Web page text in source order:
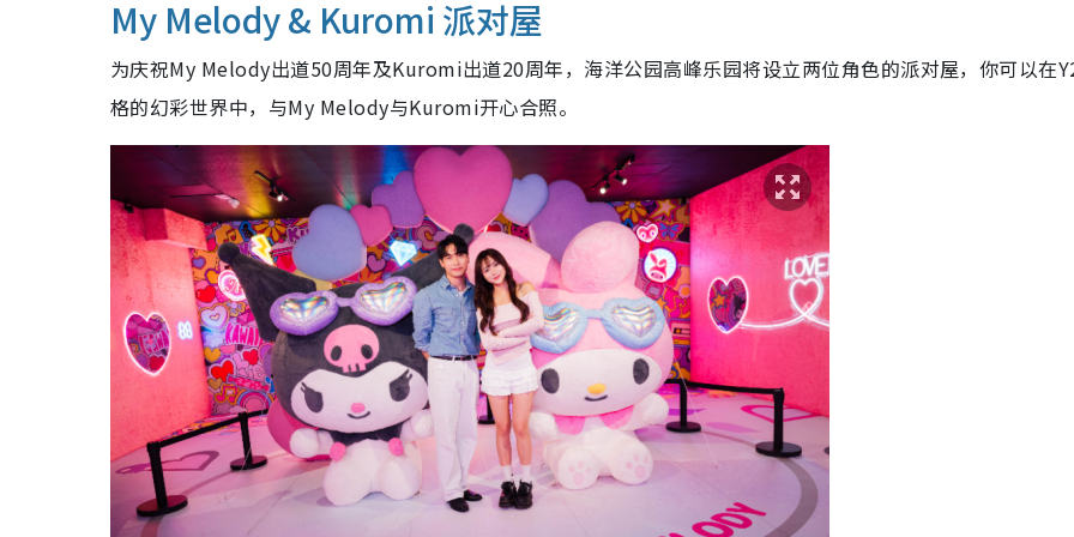
My Melody & Kuromi 派对屋
为庆祝My Melody出道50周年及Kuromi出道20周年，海洋公园高峰乐园将设立两位角色的派对屋，你可以在
格的幻彩世界中，与My Melody与Kuromi开心合照。